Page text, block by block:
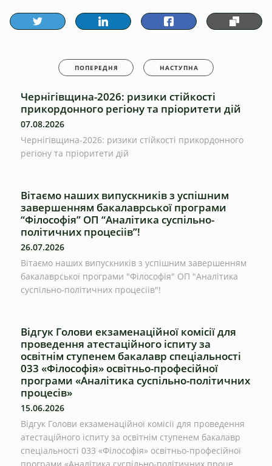
ПОПЕРЕДНЯ НАСТУПНА
Чернігівщина-2026: ризики стійкості
прикордонного регіону та пріоритети дій
07.08.2026
Чернігівщина-2026: ризики стійкості прикордонного
регіону та пріоритети дій
Вітаємо наших випускників з успішним
завершенням бакалаврської програми
“Філософія” ОП “Аналітика суспільно-
політичних процесіів”!
26.07.2026
Вітаємо наших випускників з успішним завершенням
бакалаврської програми "Філософія" ОП "Аналітика
суспільно-політичних процесіів"!
Відгук Голови екзаменаційної комісії для
проведення атестаційного іспиту за
освітнім ступенем бакалавр спеціальності
033 «Філософія» освітньо-професійної
програми «Аналітика суспільно-політичних
процесів»
15.06.2026
Відгук Голови екзаменаційної комісії для проведення
атестаційного іспиту за освітнім ступенем бакалавр
спеціальності 033 «Філософія» освітньо-професійної